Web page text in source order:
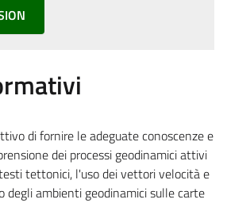
di fornire le adeguate conoscenze e
dei processi geodinamici attivi
tettonici, l'uso dei vettori velocità e
degli ambienti geodinamici sulle carte